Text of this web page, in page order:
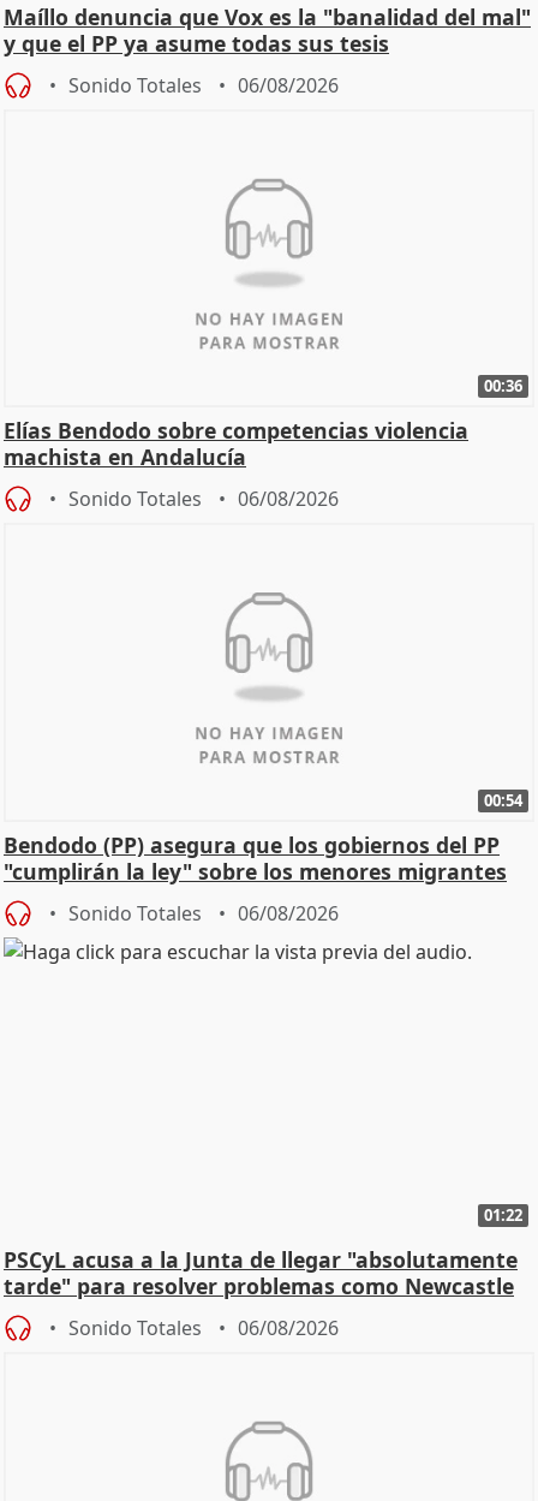
Maíllo denuncia que Vox es la "banalidad del mal"
y que el PP ya asume todas sus tesis
Sonido Totales 06/08/2026
00:36
Elías Bendodo sobre competencias violencia
machista en Andalucía
Sonido Totales 06/08/2026
00:54
Bendodo (PP) asegura que los gobiernos del PP
"cumplirán la ley" sobre los menores migrantes
Sonido Totales 06/08/2026
01:22
PSCyL acusa a la Junta de llegar "absolutamente
tarde" para resolver problemas como Newcastle
Sonido Totales 06/08/2026